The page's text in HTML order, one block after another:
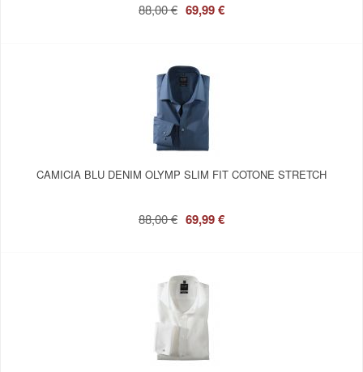
88,00 € 69,99 €
CAMICIA BLU DENIM OLYMP SLIM FIT COTONE STRETCH
88,00 € 69,99 €